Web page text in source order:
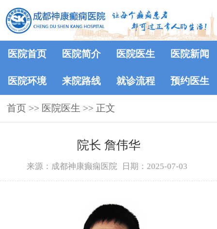
医院首页 医院简介 医院医生 医院新闻
医院环境 来院路线 就诊流程 预约医生
首页 >> 医院医生 >> 正文
院长 詹伟华
来源：成都神康癫痫医院 日期：2025-07-03